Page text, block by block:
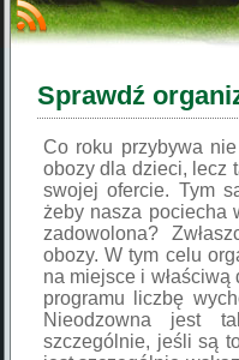
Sprawdź
Co roku przybywa
obozy dla dzieci, lecz
swojej ofercie. Tym
żeby nasza pociecha
zadowolona?
obozy. W tym celu
na miejsce i
programu liczbę
Nieodzowna jest
szczególnie, jeśli są